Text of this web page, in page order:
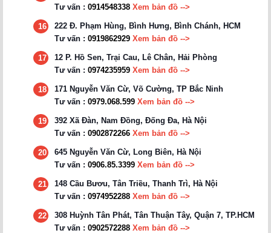
Tư vấn : 0914548338 Xem bản đồ -->
16
222 Đ. Phạm Hùng, Bình Hưng, Bình Chánh, HCM
Tư vấn : 0919862929 Xem bản đồ -->
17
12 P. Hồ Sen, Trại Cau, Lê Chân, Hải Phòng
Tư vấn : 0974235959 Xem bản đồ -->
18
171 Nguyễn Văn Cừ, Võ Cường, TP Bắc Ninh
Tư vấn : 0979.068.599 Xem bản đồ -->
19
392 Xã Đàn, Nam Đồng, Đống Đa, Hà Nội
Tư vấn : 0902872266 Xem bản đồ -->
20
645 Nguyễn Văn Cừ, Long Biên, Hà Nội
Tư vấn : 0906.85.3399 Xem bản đồ -->
21
148 Cầu Bươu, Tân Triều, Thanh Trì, Hà Nội
Tư vấn : 0974952288 Xem bản đồ -->
22
308 Huỳnh Tân Phát, Tân Thuận Tây, Quận 7, TP.HCM
Tư vấn : 0902572288 Xem bản đồ -->